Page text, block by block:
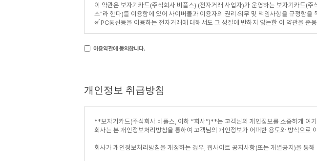
이용약관에 동의합니다.
개인정보 취급방침